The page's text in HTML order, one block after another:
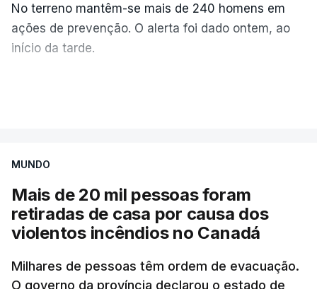
No terreno mantêm-se mais de 240 homens em
ações de prevenção. O alerta foi dado ontem, ao
início da tarde.
MUNDO
Mais de 20 mil pessoas foram
retiradas de casa por causa dos
violentos incêndios no Canadá
Milhares de pessoas têm ordem de evacuação.
O governo da província declarou o estado de